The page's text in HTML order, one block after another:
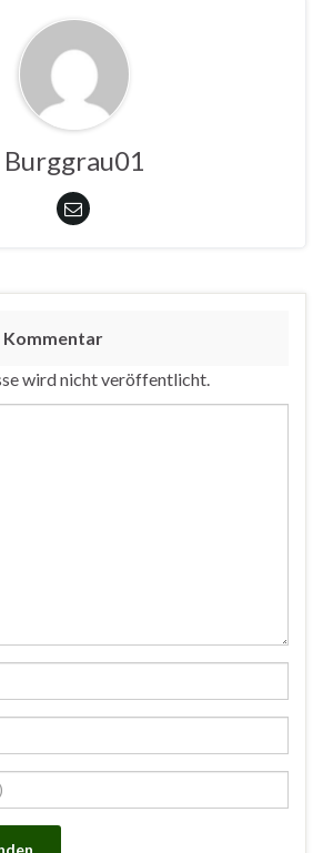
Burggrau01
Kommentar
wird nicht veröffentlicht.